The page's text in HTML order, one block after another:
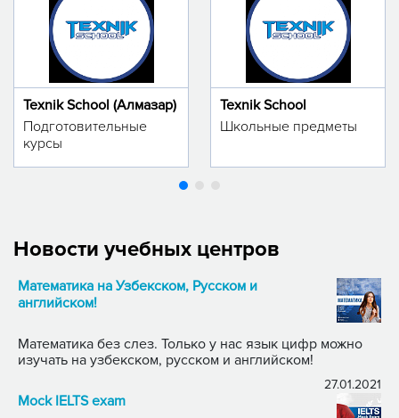
Texnik School (Алмазар)
Подготовительные
курсы
Texnik School
Школьные предметы
Новости учебных центров
Математика на Узбекском, Русском и
английском!
Математика без слез. Только у нас язык цифр можно
изучать на узбекском, русском и английском!
27.01.2021
Mock IELTS exam